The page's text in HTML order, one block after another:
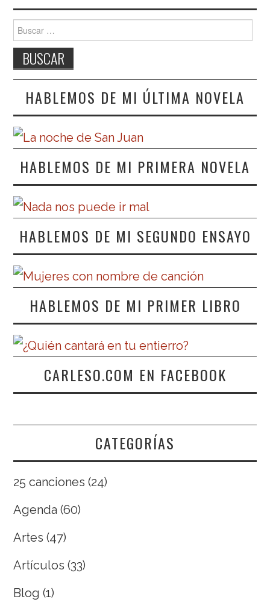
Buscar:
HABLEMOS DE MI ÚLTIMA NOVELA
HABLEMOS DE MI PRIMERA NOVELA
HABLEMOS DE MI SEGUNDO ENSAYO
HABLEMOS DE MI PRIMER LIBRO
CARLESO.COM EN FACEBOOK
CATEGORÍAS
25 canciones (24)
Agenda (60)
Artes (47)
Artículos (33)
Blog (1)